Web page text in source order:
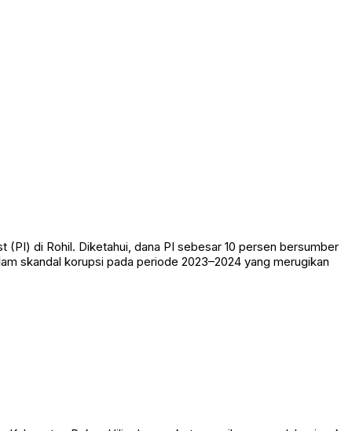
di Rohil. Diketahui, dana PI sebesar 10 persen bersumber
skandal korupsi pada periode 2023–2024 yang merugikan